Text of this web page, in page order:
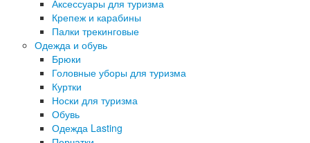
Аксессуары для туризма
Крепеж и карабины
Палки трекинговые
Одежда и обувь
Брюки
Головные уборы для туризма
Куртки
Носки для туризма
Обувь
Одежда Lasting